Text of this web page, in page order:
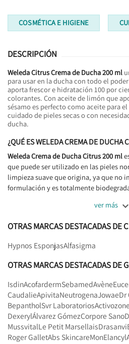
COSMÉTICA E HIGIENE
DESCRIPCIÓN
Weleda Citrus Crema de Ducha 200 ml
para usar en la ducha con todo el
aporta frescor e hidratación 100 por
colorantes. Con aceite de limón que
sésamo es perfecto como aceite para
cuidado de pieles secas o con
ducha.
¿QUÉ ES WELEDA CREMA DE DUCHA
Weleda Crema de Ducha Citrus 200 ml
que puede ser utilizado en las pieles
limpieza suave que origina, ya que no
formulación y es totalmente
ver más 
OTRAS MARCAS DESTACADAS DE
Hypnos EsponjasAlfasigma
OTRAS MARCAS DESTACADAS DE
IsdinAcofardermSebamedAvène
CaudalieApivitaNeutrogenaJowaeDr
BepantholSvr LaboratoriosActivozone
DexerylÁlvarez GómezCorpore Sano
MussvitalLe Petit MarsellaisDrasanvi
Roger GalletAbs SkincareMonElancyl